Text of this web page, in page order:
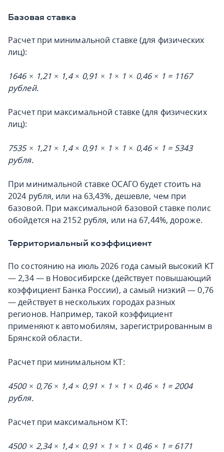
Базовая ставка
Расчет при минимальной ставке (для физических
лиц):
1646 × 1,21 × 1,4 × 0,91 × 1 × 1 × 0,46 × 1 = 1167
рублей.
Расчет при максимальной ставке (для физических
лиц):
7535 × 1,21 × 1,4 × 0,91 × 1 × 1 × 0,46 × 1 = 5343
рубля.
При минимальной ставке ОСАГО будет стоить на
2024 рубля, или на 63,43%, дешевле, чем при
базовой. При максимальной базовой ставке полис
обойдется на 2152 рубля, или на 67,44%, дороже.
Территориальный коэффициент
По состоянию на июль 2026 года самый высокий КТ
— 2,34 — в Новосибирске (действует повышающий
коэффициент Банка России), а самый низкий — 0,76
— действует в нескольких городах разных
регионов. Например, такой коэффициент
применяют к автомобилям, зарегистрированным в
Брянской области.
Расчет при минимальном КТ:
4500 × 0,76 × 1,4 × 0,91 × 1 × 1 × 0,46 × 1 = 2004
рубля.
Расчет при максимальном КТ:
4500 × 2,34 × 1,4 × 0,91 × 1 × 1 × 0,46 × 1 = 6171